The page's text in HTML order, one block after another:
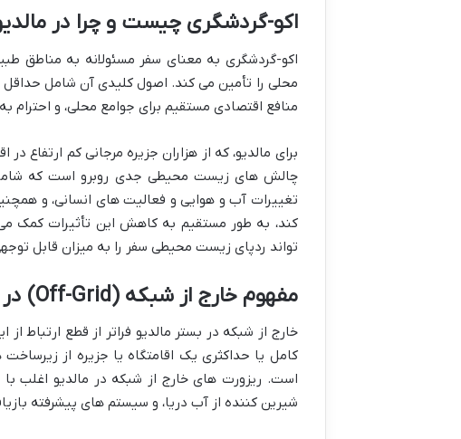
اکو-گردشگری چیست و چرا در
اکو-گردشگری به معنای سفر مسئولانه به مناطق
محلی را تأمین می کند. اصول کلیدی آن شامل
منافع اقتصادی مستقیم برای جوامع محلی، و
برای مالدیو، که از هزاران جزیره مرجانی کم
چالش های زیست محیطی جدی روبرو است که
تغییرات آب و هوایی و فعالیت های انسانی، و
کند، به طور مستقیم به کاهش این تأثیرات کمک می
تواند ردپای زیست محیطی سفر را به میزان قابل
مفهوم خارج از شبکه (Off-Grid) در بستر مالدیو
خارج از شبکه در بستر مالدیو فراتر از قطع ارتباط
کامل یا حداکثری یک اقامتگاه یا جزیره از
است. ریزورت های خارج از شبکه در مالدیو اغلب
شیرین کننده از آب دریا، و سیستم های پیشرفته